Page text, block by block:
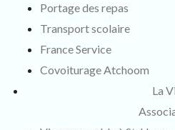
Portage des repas
Transport scolaire
France Service
Covoiturage Atchoom
La